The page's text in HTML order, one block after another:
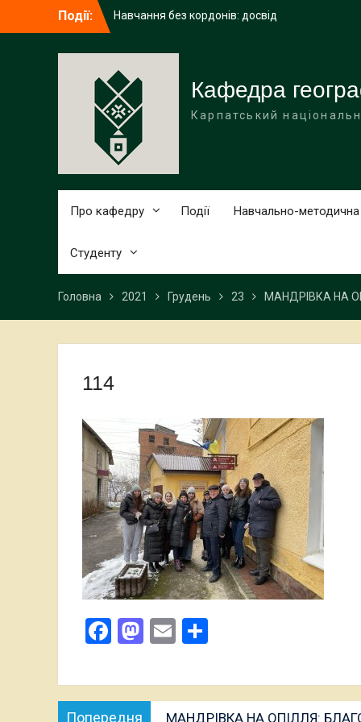
Події:
Навчання без кордонів: досвід
Вітаємо наших бакалаврів із
завершенням навчання!
Кафедра
Карпатський
Про кафедру Події Навчально-
Студенту
Головна 2021 Грудень 23 МАНДРІВКА НА
114
Facebook
Mastodon
Email
Навігація
Попередня
МАНДРІВКА НА ОПІЛЛЯ: